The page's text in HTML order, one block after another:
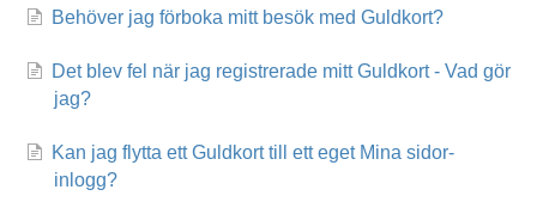
Behöver jag förboka mitt besök med Guldkort?
Det blev fel när jag registrerade mitt Guldkort - Vad gör
jag?
Kan jag flytta ett Guldkort till ett eget Mina sidor-
inlogg?